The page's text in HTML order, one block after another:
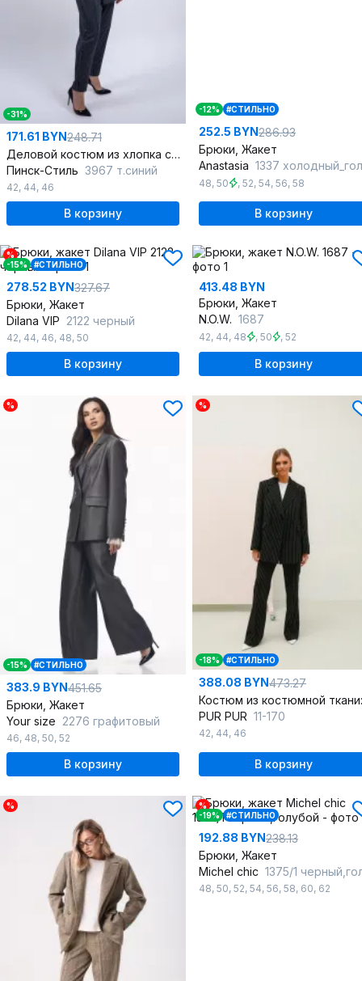
-31%
171.61 BYN248.71
Деловой костюм из хлопка со строгим кроем
Пинск-Стиль 3967 т.синий
42, 44, 46
В корзину
-12% #СТИЛЬНО
252.5 BYN286.93
Брюки, Жакет
Anastasia 1337 холодный_голубой
48, 50 , 52, 54, 56, 58
В корзину
%
-15%
#СТИЛЬНО
278.52 BYN327.67
Брюки, Жакет
Dilana VIP 2122 черный
42, 44, 46, 48, 50
В корзину
413.48 BYN
Брюки, Жакет
N.O.W. 1687
42, 44, 48 , 50 , 52
В корзину
%
-15% #СТИЛЬНО
383.9 BYN451.65
Брюки, Жакет
Your size 2276 графитовый
46, 48, 50, 52
В корзину
%
-18% #СТИЛЬНО
388.08 BYN473.27
PUR PUR 11-170
42, 44, 46
В корзину
%
%
-19%
#СТИЛЬНО
192.88 BYN238.13
Брюки, Жакет
Michel chic 1375/1
48, 50, 52, 54, 56, 58, 60, 62